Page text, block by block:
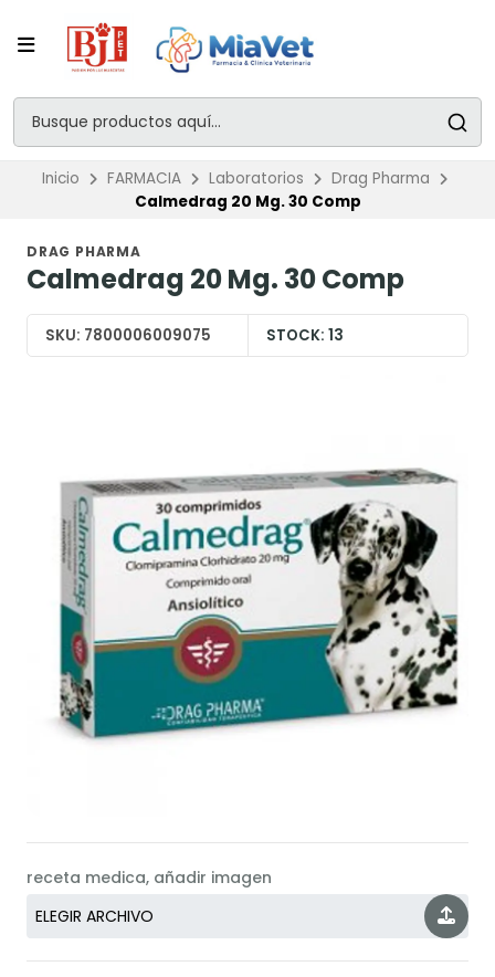
Inicio FARMACIA Laboratorios
Drag Pharma
Calmedrag 20 Mg. 30 Comp
DRAG PHARMA
Calmedrag 20 Mg. 30 Comp
SKU: 7800006009075 STOCK: 13
receta medica, añadir imagen